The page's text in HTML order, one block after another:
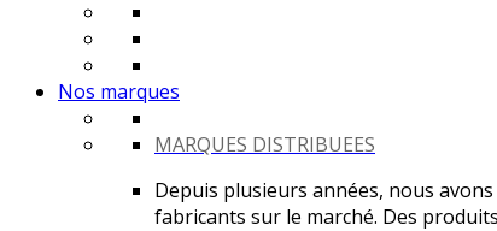
Nos marques
MARQUES DISTRIBUEES
Depuis plusieurs années, nous
fabricants sur le marché. Des